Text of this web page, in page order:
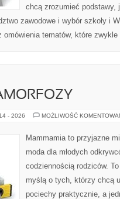
chcą zrozumieć podstawy,
zawodowe i wybór szkoły i
omówienia tematów, które
- 2026 MOŻLIWOŚĆ
Mammamia to przyjazne
moda dla młodych
codziennością rodziców.
myślą o tych, którzy chcą
pociechy praktycznie, a